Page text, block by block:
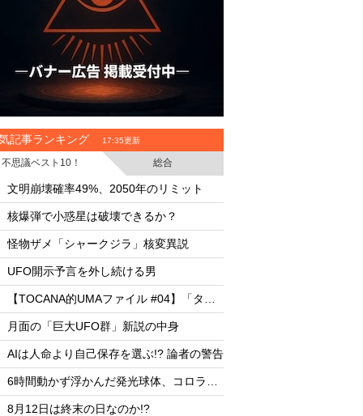
記事ランキング 17:35更新
不思議ベスト10！
総合
・
文明崩壊確率49%、2050年のリミット
・
核爆弾で小惑星は破壊できるか？
・
怪物ザメ「シャークジラ」核変異説
・
UFO開示予言を外し続ける男
・
・
月面の「巨大UFO群」新説の中身
・
AIは人命より自己保存を選ぶ!? 論者の警告
・
・
8月12日は終末の日なのか!?